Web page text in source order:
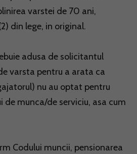
varstei de 70 ani,
din lege, in original.
adusa de solicitantul
varsta pentru a arata ca
nu au optat pentru
munca/de serviciu, asa cum
Codului muncii, pensionarea